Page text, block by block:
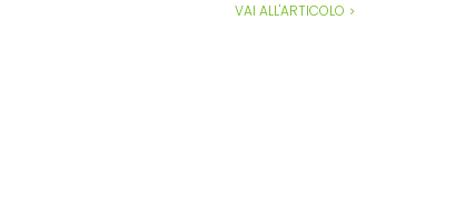
VAI ALL'ARTICOLO